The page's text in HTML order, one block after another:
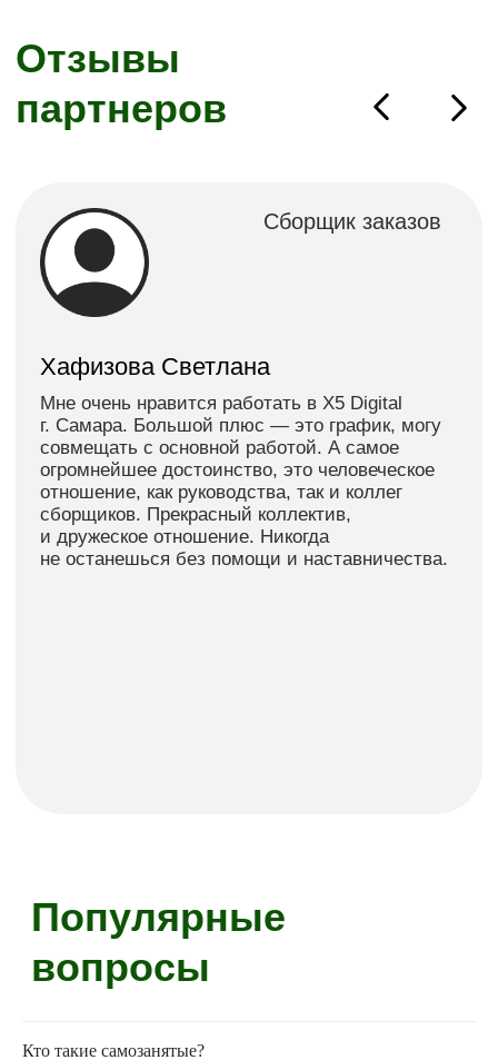
Кто такие самозанятые?
Copyright 2025 © X5 Group
Все права защищены.
Политика конфиденциальности
Пользовательское соглашение
Товаровед
Оператор склада
Многофункциональный
Политика в отношении обработки персональных
данных ООО «ИКС 5 Диджитал